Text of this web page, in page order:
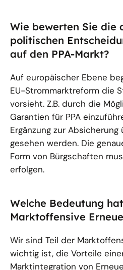
Wie bewerten Sie die
politischen
auf den PPA-Markt?
Auf europäischer Ebene
EU-Strommarktreform die
vorsieht. Z.B. durch die
Garantien für PPA
Ergänzung zur Absicherung
gesehen werden. Die
Form von Bürgschaften
erfolgen.
Welche Bedeutung
Marktoffensive
Wir sind Teil der
wichtig ist, die Vorteile
Marktintegration von